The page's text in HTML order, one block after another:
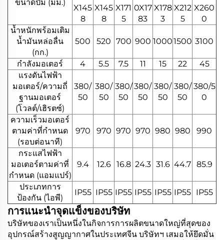
ขนาดปั๊ม (มม.)
X145
8
X145
8
X171
5
0X17
83
X178
3
X212
5
X260
0
น้ำหนักพร้อมเติม
น้ำมันหล่อลื่น
(กก.)
500 520 700 900 10001500 3100
กำลังมอเตอร์ 4 5.5 7.5 11 15 22
45
แรงดันไฟฟ้า
มอเตอร์/ความถี่
ฐานมอเตอร์
(โวลต์/เฮิรตซ์)
380/
50
380/
50
380/
50
380/
50
380/
50
380/
50
380/5
0
ความเร็วมอเตอร์
ตามค่าที่กำหนด
(รอบต่อนาที)
970 970 970 970 980 980 990
กระแสไฟฟ้า
มอเตอร์ตามค่าที่
กำหนด (แอมแปร์)
9.4 12.6 16.8 24.3 31.6 44.7 85.9
ประเภทการ
ป้องกัน (ไอพี)
IP55 IP55 IP55 IP55 IP55 IP55 IP55
การแนะนำจุดแข็งของบริษัท
บริษัทของเราเป็นหนึ่งในกิจการการผลิตขนาดใหญ่ที่สุดของ
อุปกรณ์สร้างสูญญากาศในประเทศจีน บริษัทฯ เสมอให้ยึดมั่น